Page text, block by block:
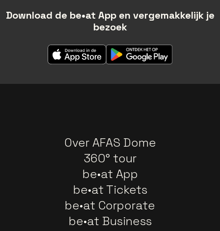
Download de be•at App en vergemakkelijk je
bezoek
Over AFAS Dome
360° tour
be•at App
be•at Tickets
be•at Corporate
be•at Business